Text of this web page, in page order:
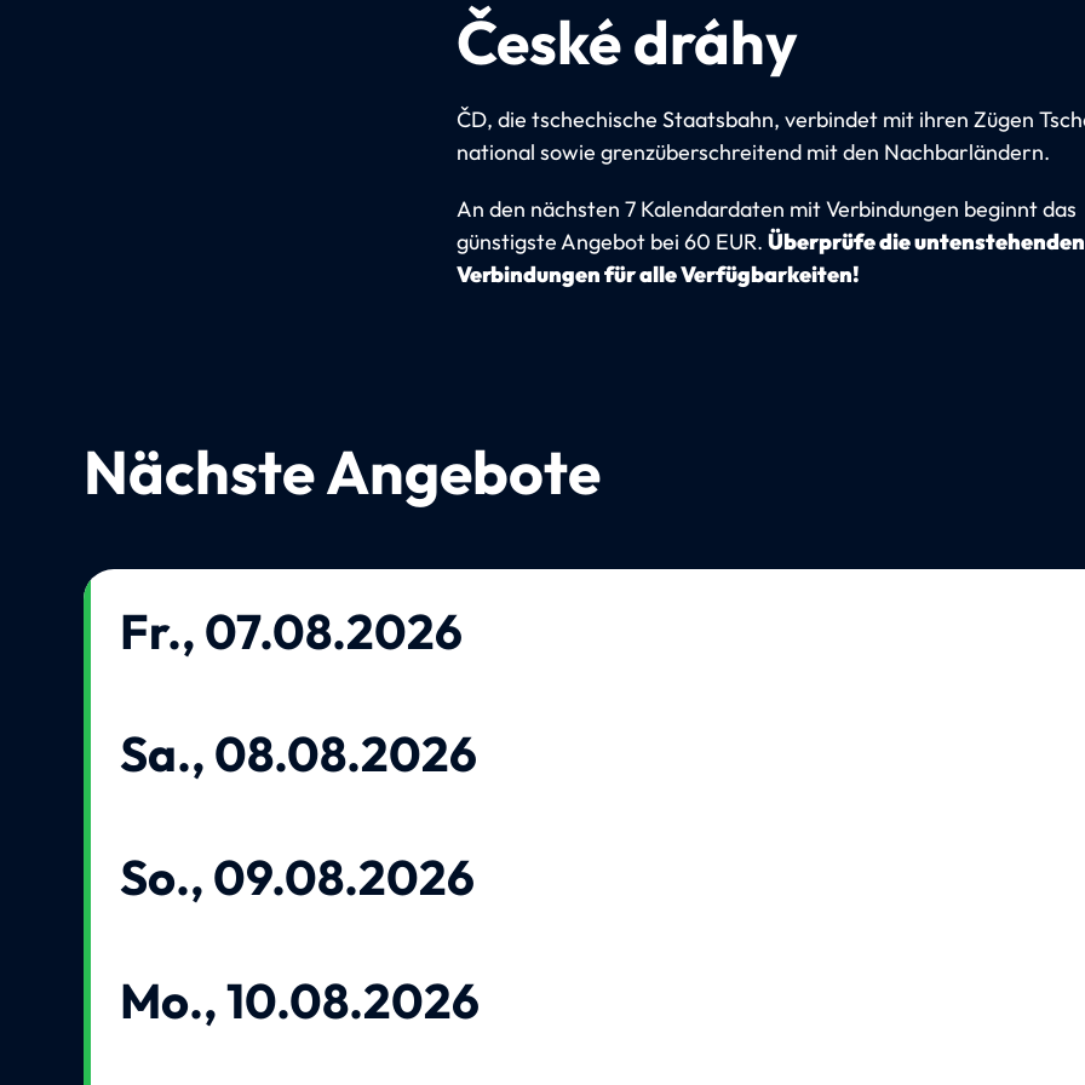
České dráhy
ČD, die tschechische Staatsbahn, verbindet mit ihren Zügen
national sowie grenzüberschreitend mit den Nachbarländern.
An den nächsten 7 Kalendardaten mit Verbindungen beginnt das
günstigste Angebot bei 60 EUR. Überprüfe die untenstehenden
Verbindungen für alle Verfügbarkeiten!
Nächste Angebote
Fr., 07.08.2026
Sa., 08.08.2026
So., 09.08.2026
Mo., 10.08.2026